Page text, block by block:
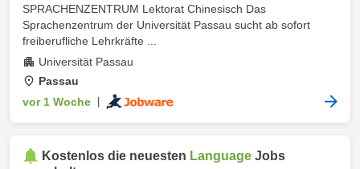
SPRACHENZENTRUM Lektorat Chinesisch Das
Sprachenzentrum der Universität Passau sucht ab sofort
freiberufliche Lehrkräfte ...
Universität Passau
Passau
vor 1 Woche
Kostenlos die neuesten Language Jobs